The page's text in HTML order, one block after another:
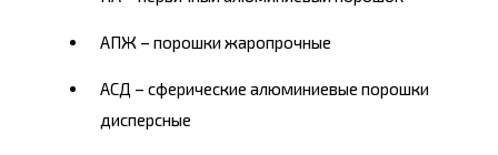
АПЖ – порошки жаропрочные
АСД – сферические алюминиевые порошки
дисперсные